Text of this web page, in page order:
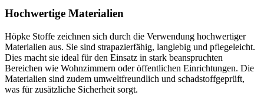
Hochwertige Materialien
Höpke Stoffe zeichnen sich durch die Verwendung hochwertiger
Materialien aus. Sie sind strapazierfähig, langlebig und pflegeleicht.
Dies macht sie ideal für den Einsatz in stark beanspruchten
Bereichen wie Wohnzimmern oder öffentlichen Einrichtungen. Die
Materialien sind zudem umweltfreundlich und schadstoffgeprüft,
was für zusätzliche Sicherheit sorgt.